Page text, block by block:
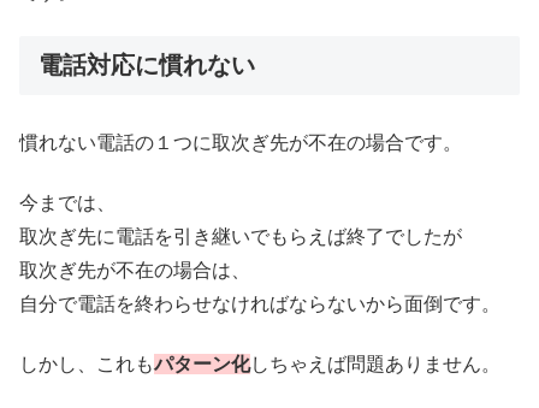
電話対応に慣れない
慣れない電話の１つに取次ぎ先が不在の場合です。
今までは、
取次ぎ先に電話を引き継いでもらえば終了でしたが
取次ぎ先が不在の場合は、
自分で電話を終わらせなければならないから面倒です。
しかし、これもパターン化しちゃえば問題ありません。